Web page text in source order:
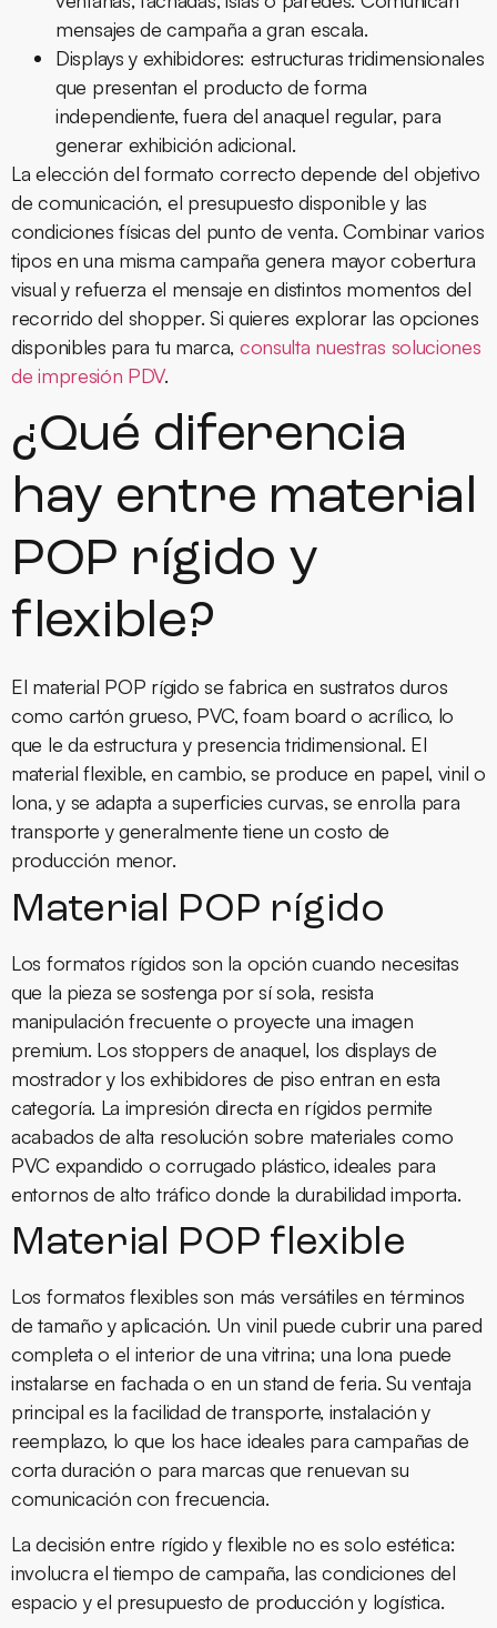
mensajes de campaña a gran escala.
Displays y exhibidores: estructuras tridimensionales
que presentan el producto de forma
independiente, fuera del anaquel regular, para
generar exhibición adicional.
La elección del formato correcto depende del objetivo
de comunicación, el presupuesto disponible y las
condiciones físicas del punto de venta. Combinar varios
tipos en una misma campaña genera mayor cobertura
visual y refuerza el mensaje en distintos momentos del
recorrido del shopper. Si quieres explorar las opciones
disponibles para tu marca, consulta nuestras soluciones
de impresión PDV.
¿Qué diferencia
hay entre material
POP rígido y
flexible?
El material POP rígido se fabrica en sustratos duros
como cartón grueso, PVC, foam board o acrílico, lo
que le da estructura y presencia tridimensional. El
material flexible, en cambio, se produce en papel, vinil o
lona, y se adapta a superficies curvas, se enrolla para
transporte y generalmente tiene un costo de
producción menor.
Material POP rígido
Los formatos rígidos son la opción cuando necesitas
que la pieza se sostenga por sí sola, resista
manipulación frecuente o proyecte una imagen
premium. Los stoppers de anaquel, los displays de
mostrador y los exhibidores de piso entran en esta
categoría. La impresión directa en rígidos permite
acabados de alta resolución sobre materiales como
PVC expandido o corrugado plástico, ideales para
entornos de alto tráfico donde la durabilidad importa.
Material POP flexible
Los formatos flexibles son más versátiles en términos
de tamaño y aplicación. Un vinil puede cubrir una pared
completa o el interior de una vitrina; una lona puede
instalarse en fachada o en un stand de feria. Su ventaja
principal es la facilidad de transporte, instalación y
reemplazo, lo que los hace ideales para campañas de
corta duración o para marcas que renuevan su
comunicación con frecuencia.
La decisión entre rígido y flexible no es solo estética:
involucra el tiempo de campaña, las condiciones del
espacio y el presupuesto de producción y logística.